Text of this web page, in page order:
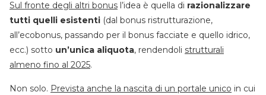
Sul fronte degli altri bonus l’idea è quella di razionalizzare
tutti quelli esistenti (dal bonus ristrutturazione,
all’ecobonus, passando per il bonus facciate e quello idrico,
ecc.) sotto un’unica aliquota, rendendoli strutturali
almeno fino al 2025.
Non solo. Prevista anche la nascita di un portale unico in cui